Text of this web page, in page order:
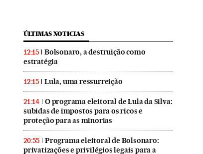
ÚLTIMAS NOTICIAS
12:15
Bolsonaro, a destruição como
estratégia
12:15 Lula, uma ressurreição
21:14
O programa eleitoral de Lula da Silva:
subidas de impostos para os ricos e
proteção para as minorias
20:55
Programa eleitoral de Bolsonaro:
privatizações e privilégios legais para a